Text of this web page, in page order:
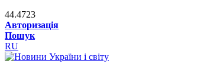
44.4723
Авторизація
Пошук
RU